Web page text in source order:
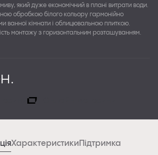
який дуже економічний в плані витрати води.
обробкою білого кольору гармонійно
ванної кімнати і облицювальною плиткою.
монтажу з горизонтальним розташуванням.
Характеристики Підтримка